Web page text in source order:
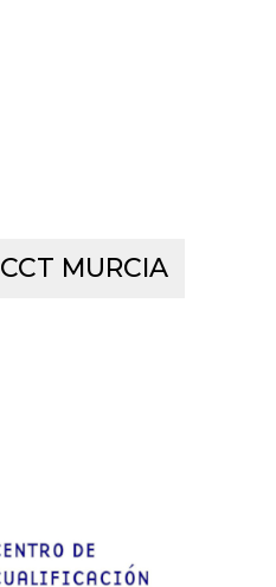
CCT MURCIA